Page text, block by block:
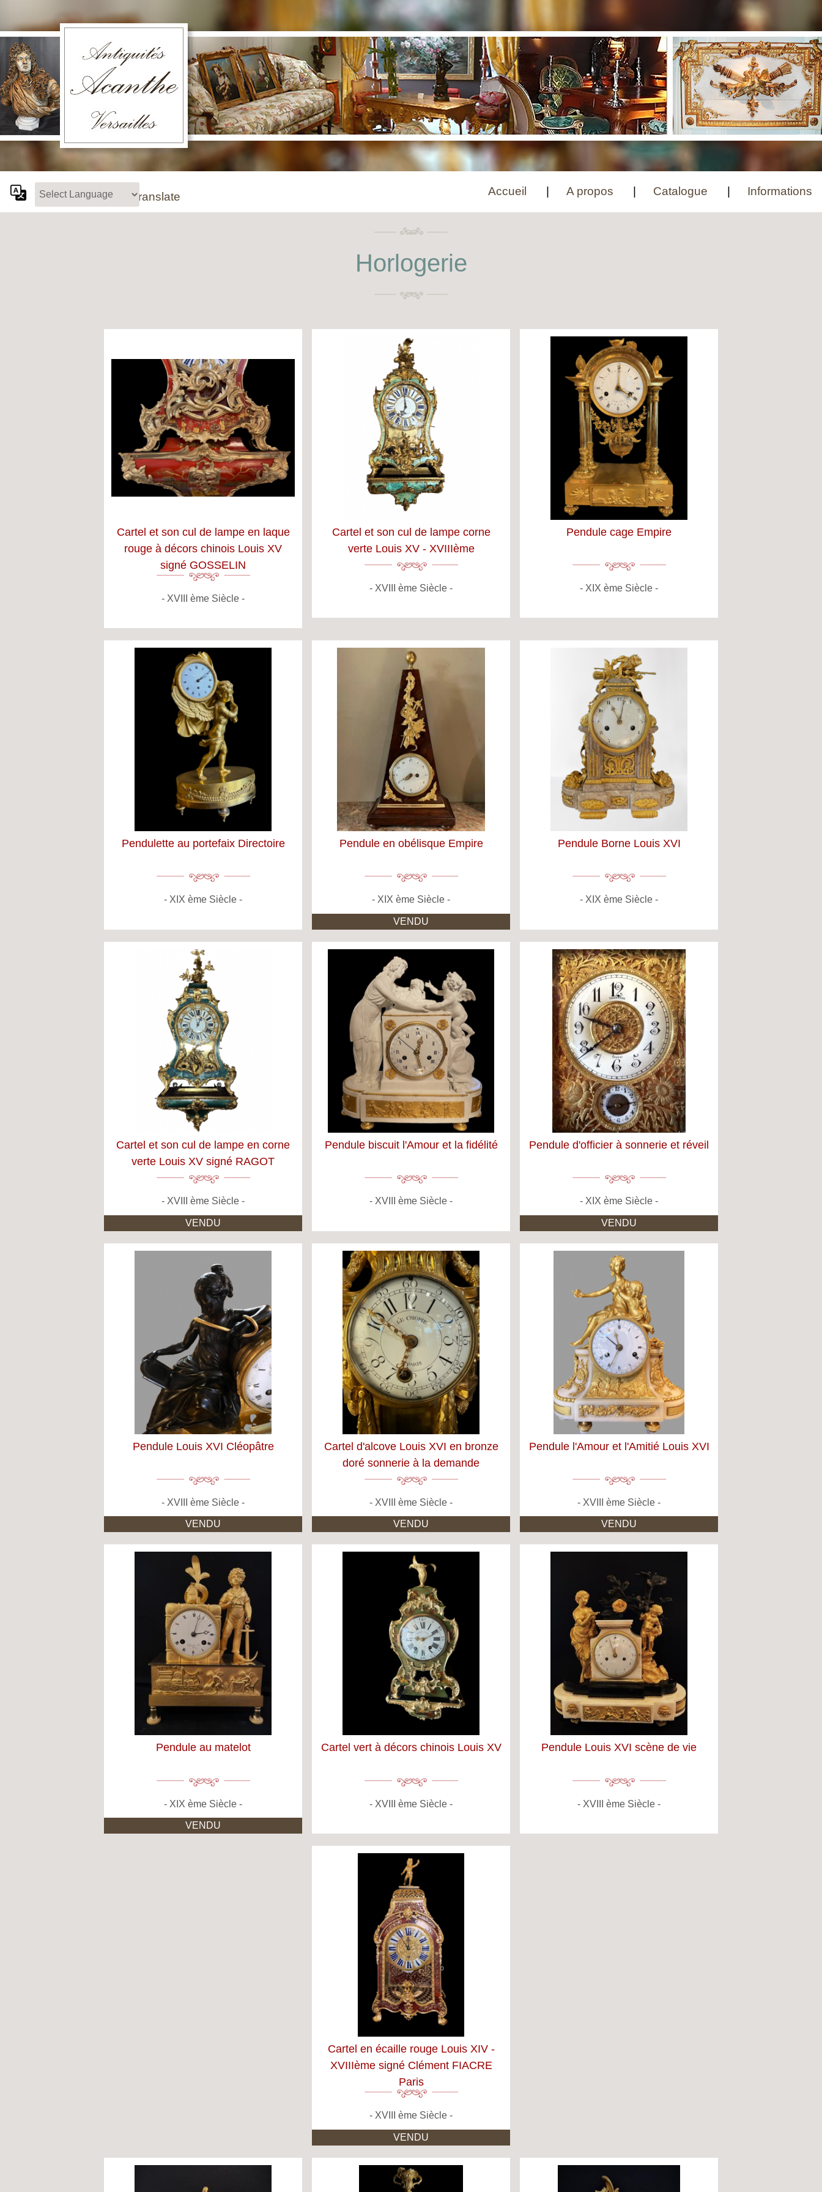
Powered by Translate Accueil A propos Catalogue Informations
Horlogerie
Cartel et son cul de lampe en laque
rouge à décors chinois Louis XV
signé GOSSELIN
XVIII ème Siècle
Cartel et son cul de lampe corne
verte Louis XV - XVIIIème
XVIII ème Siècle
Pendule cage Empire
XIX ème Siècle
Pendulette au portefaix Directoire
XIX ème Siècle
Pendule en obélisque Empire
XIX ème Siècle
VENDU
Pendule Borne Louis XVI
XIX ème Siècle
Cartel et son cul de lampe en corne
verte Louis XV signé RAGOT
XVIII ème Siècle
VENDU
Pendule biscuit l'Amour et la fidélité
XVIII ème Siècle
Pendule d'officier à sonnerie et réveil
XIX ème Siècle
VENDU
Pendule Louis XVI Cléopâtre
XVIII ème Siècle
VENDU
Cartel d'alcove Louis XVI en bronze
doré sonnerie à la demande
XVIII ème Siècle
VENDU
Pendule l'Amour et l'Amitié Louis XVI
XVIII ème Siècle
VENDU
Pendule au matelot
XIX ème Siècle
VENDU
Cartel vert à décors chinois Louis XV
XVIII ème Siècle
Pendule Louis XVI scène de vie
XVIII ème Siècle
Cartel en écaille rouge Louis XIV -
XVIIIème signé Clément FIACRE
Paris
XVIII ème Siècle
VENDU